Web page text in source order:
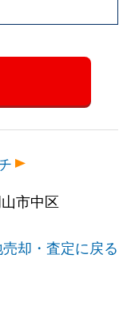
市中区
却・査定に戻る